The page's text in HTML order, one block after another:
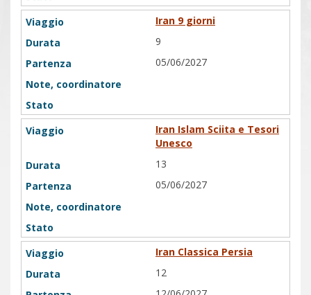
Iran 9 giorni
9
05/06/2027
Iran Islam Sciita e Tesori
Unesco
13
05/06/2027
Iran Classica Persia
12